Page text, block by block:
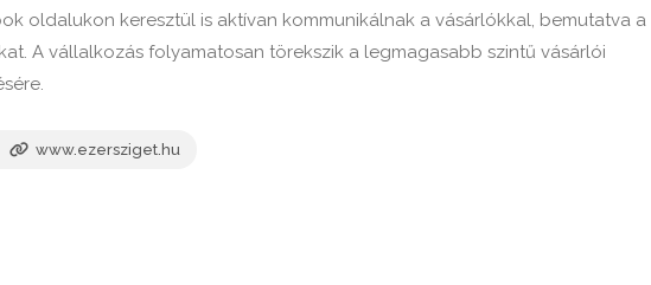
oldalukon keresztül is aktívan kommunikálnak a vásárlókkal, bemutatva a
A vállalkozás folyamatosan törekszik a legmagasabb szintű vásárlói
www.ezersziget.hu